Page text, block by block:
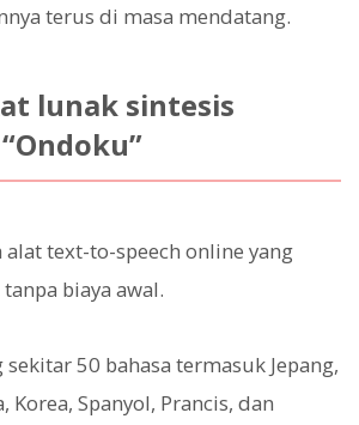
terus di masa mendatang.
lunak sintesis
text-to-speech online yang
biaya awal.
50 bahasa termasuk Jepang,
Korea, Spanyol, Prancis, dan